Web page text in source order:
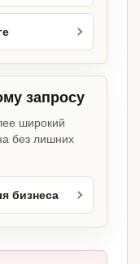
запросу
широкий
без лишних
бизнеса